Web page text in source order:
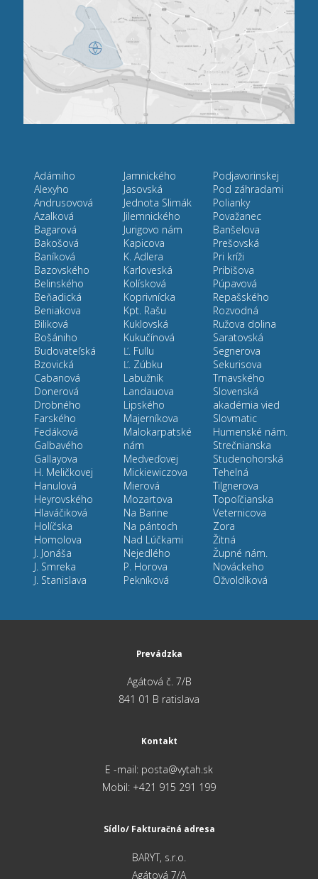
Adámiho
Alexyho
Andrusovová
Azalková
Bagarová
Bakošová
Baníková
Bazovského
Belinského
Beňadická
Beniakova
Biliková
Bošániho
Budovateľská
Bzovická
Cabanová
Donerová
Drobného
Farského
Fedáková
Galbavého
Gallayova
H. Meličkovej
Hanulová
Heyrovského
Hlaváčiková
Holíčska
Homolova
J. Jonáša
J. Smreka
J. Stanislava
Jamnického
Jasovská
Jednota Slimák
Jilemnického
Jurigovo nám
Kapicova
K. Adlera
Karloveská
Kolísková
Koprivnícka
Kpt. Rašu
Kuklovská
Kukučínová
Ľ. Fullu
Ľ. Zúbku
Labužník
Landauova
Lipského
Majerníkova
Malokarpatské
nám
Medveďovej
Mickiewiczova
Mierová
Mozartova
Na Barine
Na pántoch
Nad Lúčkami
Nejedlého
P. Horova
Pekníková
Podjavorinskej
Pod záhradami
Polianky
Považanec
Banšelova
Prešovská
Pri kríži
Pribišova
Púpavová
Repašského
Rozvodná
Ružova dolina
Saratovská
Segnerova
Sekurisova
Trnavského
Slovenská
akadémia vied
Slovmatic
Humenské nám.
Strečnianska
Studenohorská
Tehelná
Tilgnerova
Topoľčianska
Veternicova
Zora
Žitná
Župné nám.
Nováckeho
Ožvoldíková
Prevádzka
Agátová č. 7/B
841 01 B ratislava
Kontakt
E -mail: posta@vytah.sk
Mobil: +421 915 291 199
Sídlo/ Fakturačná adresa
BARYT, s.r.o.
Agátová 7/A